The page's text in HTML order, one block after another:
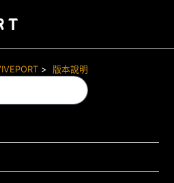
版本說明